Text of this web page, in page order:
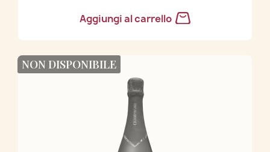
Aggiungi al carrello
NON DISPONIBILE